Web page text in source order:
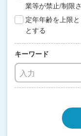
業等が禁止/制限
定年年齢を上限
とする
キーワード